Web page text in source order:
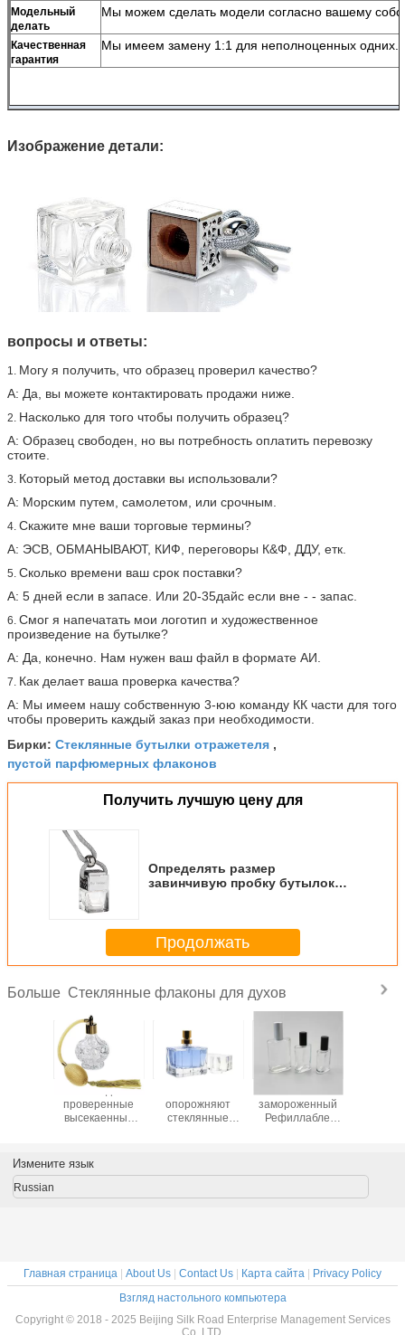
Модельный
делать
Мы можем сделать модели согласно вашему
Качественная
гарантия
Мы имеем замену 1:1 для неполноценных одних.
Изображение детали:
вопросы и ответы:
1. Могу я получить, что образец проверил качество?
А: Да, вы можете контактировать продажи ниже.
2. Насколько для того чтобы получить образец?
А: Образец свободен, но вы потребность оплатить перевозку
стоите.
3. Который метод доставки вы использовали?
А: Морским путем, самолетом, или срочным.
4. Скажите мне ваши торговые термины?
А: ЭСВ, ОБМАНЫВАЮТ, КИФ, переговоры К&Ф, ДДУ, етк.
5. Сколько времени ваш срок поставки?
А: 5 дней если в запасе. Или 20-35дайс если вне - - запас.
6. Смог я напечатать мои логотип и художественное
произведение на бутылке?
А: Да, конечно. Нам нужен ваш файл в формате АИ.
7. Как делает ваша проверка качества?
А: Мы имеем нашу собственную 3-юю команду КК части для того
чтобы проверить каждый заказ при необходимости.
Бирки: Стеклянные бутылки отражетеля ,
пустой парфюмерных флаконов
Получить лучшую цену для
Определять размер
завинчивую пробку бутылок
повешение 5мл для Фрешенер
воздуха
Продолжать
Больше Стеклянные флаконы для духов
Освободите
проверенные
высекаенные
духов с
атомизатором
опорожняют
стеклянные
спрейера
замороженный
Рефиллабле
бутылка брызг
Измените язык
Russian
Главная страница About Us Contact Us Карта сайта
Privacy Policy
Взгляд настольного компьютера
Copyright © 2018 - 2025 Beijing Silk Road Enterprise Management Services